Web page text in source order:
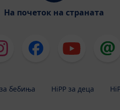
На почеток на страната
бебиња HiPP за деца